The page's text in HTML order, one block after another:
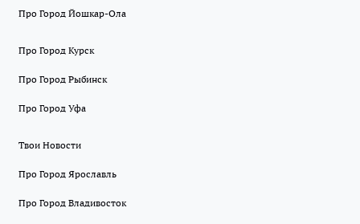
Про Город Йошкар-Ола
Про Город Курск
Про Город Рыбинск
Про Город Уфа
Твои Новости
Про Город Ярославль
Про Город Владивосток